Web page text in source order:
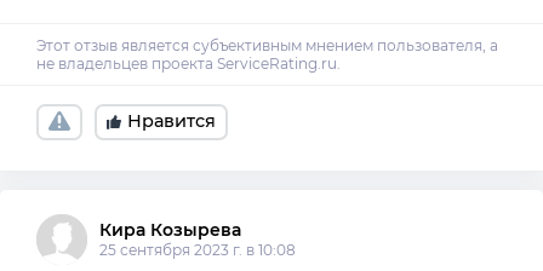
Нравится
Кира Козырева
25 сентября 2023 г. в 10:08